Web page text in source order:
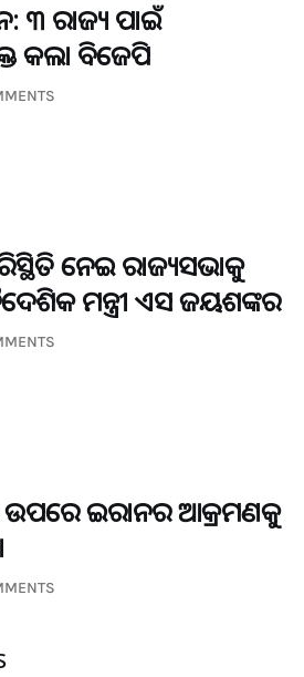
୩ ରାଜ୍ୟ ପାଇଁ
କଲା ବିଜେପି
ନେଇ ରାଜ୍ୟସଭାକୁ
ମନ୍ତ୍ରୀ ଏସ ଜୟଶଙ୍କର
ଉପରେ ଇରାନର ଆକ୍ରମଣକୁ